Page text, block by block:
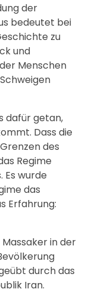
der
bedeutet bei
zu
und
Menschen
dafür getan,
Dass die
des
Regime
wurde
das
Erfahrung:
in der
durch das
Iran.